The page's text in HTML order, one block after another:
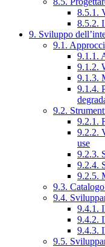
8.5.1.
8.5.2.
9. Sviluppo
9.1.
9.1.1.
9.1.2.
9.1.3.
9.1.4.
9.2.
9.2.1.
9.2.2.
use
9.2.3.
9.2.4.
9.2.5.
9.3.
9.4.
9.4.1.
9.4.2.
9.4.3.
9.5.